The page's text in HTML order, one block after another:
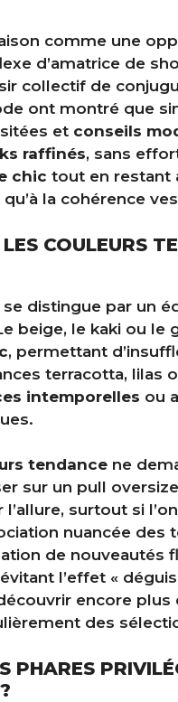
comme une
d’amatrice de
collectif de
ont montré que
et conseils
raffinés, sans
chic tout en restant
la cohérence
COULEURS
distingue par un
beige, le kaki ou le
, permettant
terracotta, lilas
intemporelles ou
tendance ne
sur un pull
surtout si
nuancée
de nouveautés
l’effet «
encore plus
des
PHARES